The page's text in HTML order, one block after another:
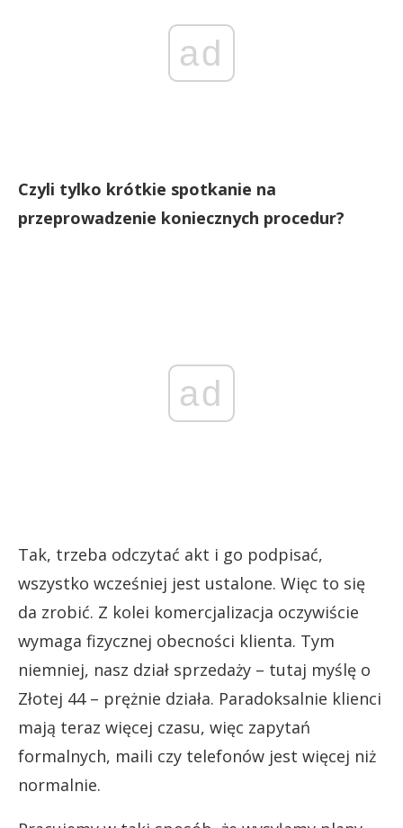
ad
Czyli tylko krótkie spotkanie na
przeprowadzenie koniecznych procedur?
ad
Tak, trzeba odczytać akt i go podpisać,
wszystko wcześniej jest ustalone. Więc to się
da zrobić. Z kolei komercjalizacja oczywiście
wymaga fizycznej obecności klienta. Tym
niemniej, nasz dział sprzedaży – tutaj myślę o
Złotej 44 – prężnie działa. Paradoksalnie klienci
mają teraz więcej czasu, więc zapytań
formalnych, maili czy telefonów jest więcej niż
normalnie.